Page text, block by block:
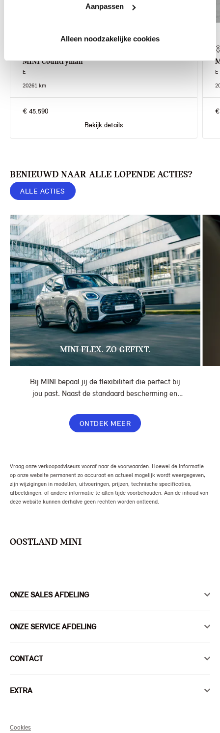
Aanpassen
Alleen noodzakelijke cookies
MINI Countryman
E
20261 km
€ 45.590
Bekijk details
E
BENIEUWD NAAR ALLE LOPENDE ACTIES?
ALLE ACTIES
MINI FLEX. ZO GEFIXT.
Bij MINI bepaal jij de flexibiliteit die perfect bij
jou past. Naast de standaard bescherming en
lease nog meer flexibiliteit met Switch of Flex
Premium.
ONTDEK MEER
Vraag onze verkoopadviseurs vooraf naar de voorwaarden. Hoewel de informatie
op onze website permanent zo accuraat en actueel mogelijk wordt weergegeven,
zijn wijzigingen in modellen, uitvoeringen, prijzen, technische specificaties,
afbeeldingen, of andere informatie te allen tijde voorbehouden. Aan de inhoud van
deze website kunnen derhalve geen rechten worden ontleend.
OOSTLAND MINI
ONZE SALES AFDELING
ONZE SERVICE AFDELING
CONTACT
EXTRA
Cookies